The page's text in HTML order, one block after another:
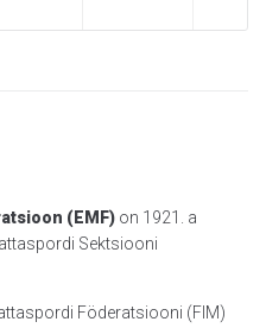
(EMF) on 1921. a
Sektsiooni
Föderatsiooni (FIM)